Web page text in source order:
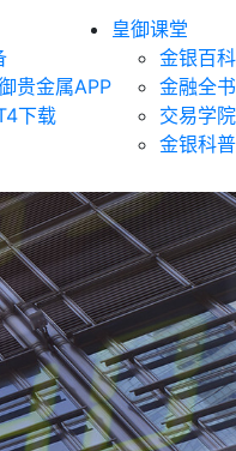
贵金属APP
下载
皇御课堂
金银百科
金融全书
交易学院
金银科普